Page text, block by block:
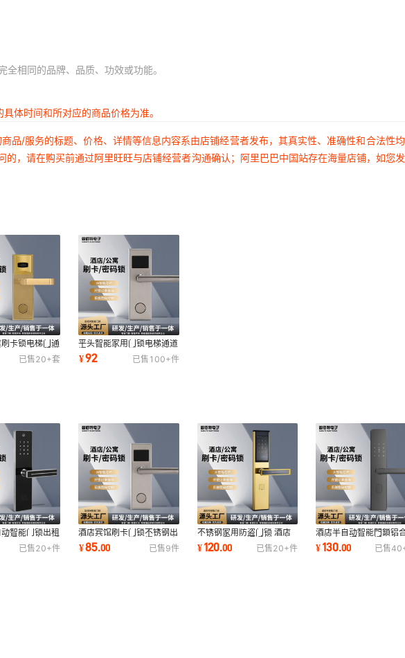
相同的品牌、品质、功效或功能。
体时间和所对应的商品价格为准。
品/服务的标题、价格、详情等信息内容系由店铺经营者发布，其真实性、准确性和合法性
，请在购买前通过阿里旺旺与店铺经营者沟通确认；阿里巴巴中国站存在海量店铺，如您
卡锁电梯门通
色凸头远程微
已售20+套
平头智能家用门锁电梯通道
门不锈钢电子锁公寓宾馆酒
店感应锁
¥92 已售 100+件
智能门锁出租
通通锁公寓不锈
已售20+件
酒店宾馆刷卡门锁不锈钢出
租房电子密码锁一握开公寓
家用防盗门锁
¥85.00 已售9件
不锈钢家用防盗门锁 酒店
民宿远程APP通通锁 公寓
卧室感应密码锁
¥120.00 已售20+件
酒店半自动智能門鎖铝
宾馆密码门锁一握开家
盗指纹门锁
¥130.00 已售